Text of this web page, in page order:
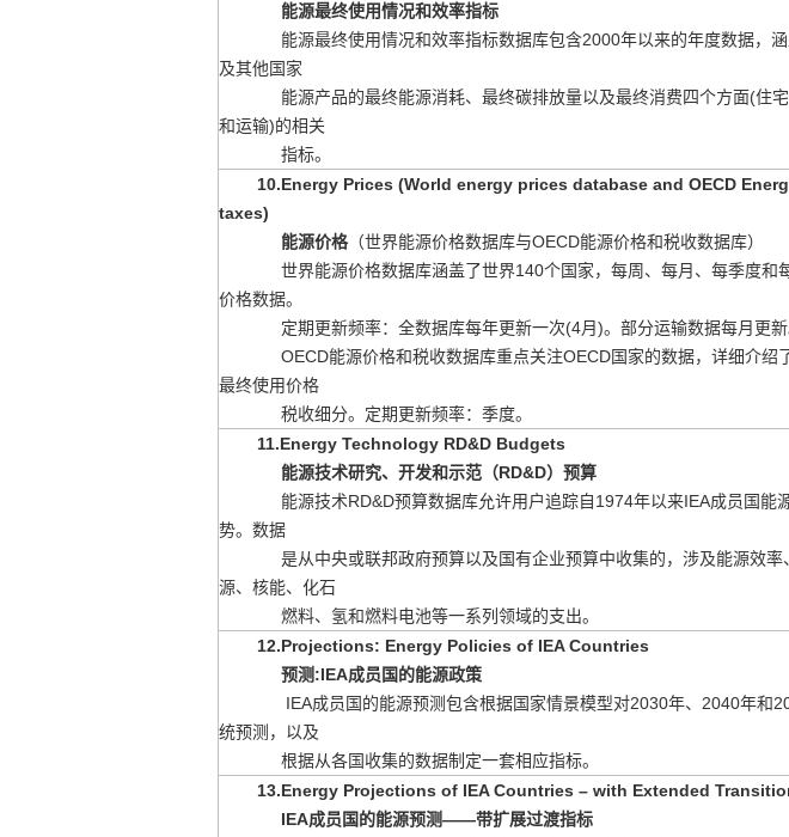
能源最终使用情况和效率指标
能源最终使用情况和效率指标数据库包含2000年以来的年度数据，涵
及其他国家
能源产品的最终能源消耗、最终碳排放量以及最终消费四个方面(住宅
和运输)的相关
指标。
10.Energy Prices (World energy prices database and OECD
taxes)
能源价格（世界能源价格数据库与OECD能源价格和税收数据库）
世界能源价格数据库涵盖了世界140个国家，每周、每月、每季度和
价格数据。
定期更新频率：全数据库每年更新一次(4月)。部分运输数据每月更新
OECD能源价格和税收数据库重点关注OECD国家的数据，详细介绍
最终使用价格
税收细分。定期更新频率：季度。
11.Energy Technology RD&D Budgets
能源技术研究、开发和示范（RD&D）预算
能源技术RD&D预算数据库允许用户追踪自1974年以来IEA成员国能
势。数据
是从中央或联邦政府预算以及国有企业预算中收集的，涉及能源效率
源、核能、化石
燃料、氢和燃料电池等一系列领域的支出。
12.Projections: Energy Policies of IEA Countries
预测:IEA成员国的能源政策
IEA成员国的能源预测包含根据国家情景模型对2030年、2040年和
统预测，以及
根据从各国收集的数据制定一套相应指标。
13.Energy Projections of IEA Countries – with Extended
IEA成员国的能源预测——带扩展过渡指标